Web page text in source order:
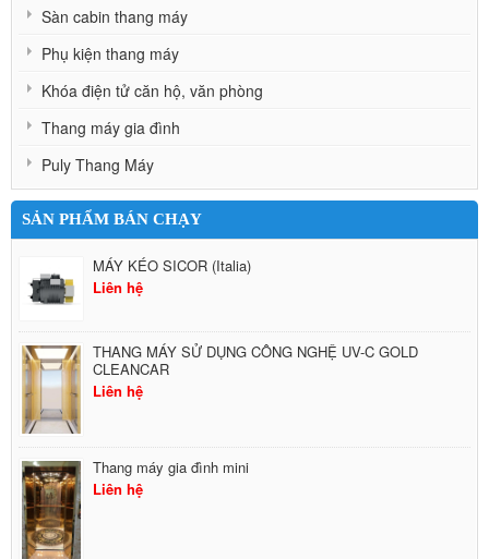
Sàn cabin thang máy
Phụ kiện thang máy
Khóa điện tử căn hộ, văn phòng
Thang máy gia đình
Puly Thang Máy
SẢN PHẨM BÁN CHẠY
MÁY KÉO SICOR (Italia)
Liên hệ
THANG MÁY SỬ DỤNG CÔNG NGHỆ UV-C GOLD
CLEANCAR
Liên hệ
Thang máy gia đình mini
Liên hệ